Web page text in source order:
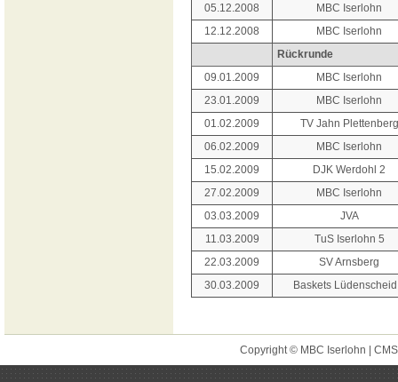
05.12.2008
MBC Iserlohn
12.12.2008
MBC Iserlohn
Rückrunde
09.01.2009
MBC Iserlohn
23.01.2009
MBC Iserlohn
01.02.2009
TV Jahn Plettenberg
06.02.2009
MBC Iserlohn
15.02.2009
DJK Werdohl 2
27.02.2009
MBC Iserlohn
03.03.2009
JVA
11.03.2009
TuS Iserlohn 5
22.03.2009
SV Arnsberg
30.03.2009
Baskets
Copyright © MBC Iserlohn |